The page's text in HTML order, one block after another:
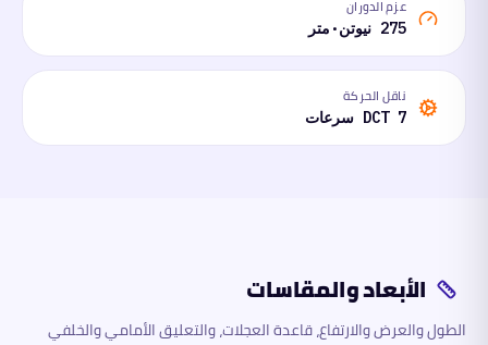
عزم الدوران
275 نيوتن·متر
ناقل الحركة
DCT 7 سرعات
الأبعاد والمقاسات
الطول والعرض والارتفاع، قاعدة العجلات، والتعليق الأمامي والخلفي